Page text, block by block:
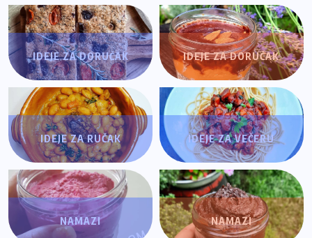
IDEJE ZA DORUČAK IDEJE ZA DORUČAK
IDEJE ZA RUČAK IDEJE ZA VEČERU
NAMAZI NAMAZI